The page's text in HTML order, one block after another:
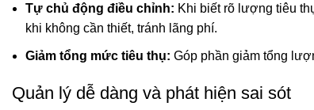
Tự chủ động điều chỉnh: Khi biết rõ lượng tiêu
khi không cần thiết, tránh lãng phí.
Giảm tổng mức tiêu thụ: Góp phần giảm tổng
Quản lý dễ dàng và phát hiện sai sót